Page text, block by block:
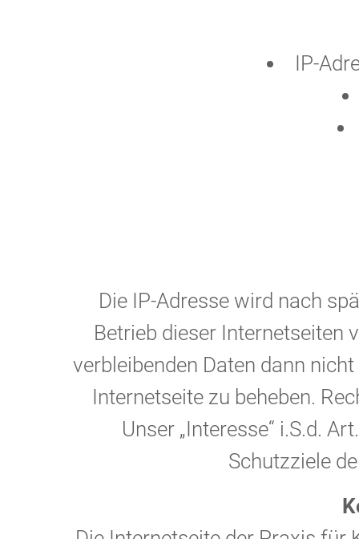
IP-
Die IP-Adresse wird nach
Betrieb dieser Internetseiten
verbleibenden Daten dann
Internetseite zu beheben.
Unser „Interesse“ i.S.d.
Schutzziele